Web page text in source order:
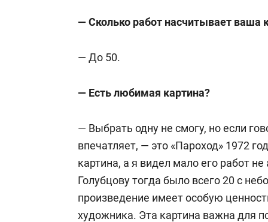
— Сколько работ насчитывает ваша
— До 50.
— Есть любимая картина?
— Выбрать одну не смогу, но если
впечатляет, — это «Пароход» 1972
картина, а я видел мало его работ
Голубцову тогда было всего 20 с
произведение имеет особую
художника. Эта картина важна для